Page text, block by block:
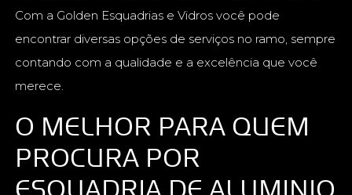
Com a Golden Esquadrias e Vidros você pode
encontrar diversas opções de serviços no ramo, sempre
contando com a qualidade e a excelência que você
merece.
O MELHOR PARA QUEM
PROCURA POR